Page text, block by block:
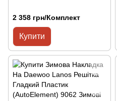
2 358 грн/Комплект
Купити